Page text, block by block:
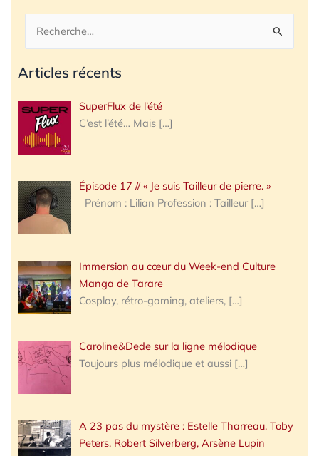
Rechercher :
Articles récents
SuperFlux de l’été
C’est l’été… Mais […]
Épisode 17 // « Je suis Tailleur de pierre. »
Prénom : Lilian Profession : Tailleur […]
Immersion au cœur du Week-end Culture
Manga de Tarare
Cosplay, rétro-gaming, ateliers, […]
Caroline&Dede sur la ligne mélodique
Toujours plus mélodique et aussi […]
A 23 pas du mystère : Estelle Tharreau, Toby
Peters, Robert Silverberg, Arsène Lupin